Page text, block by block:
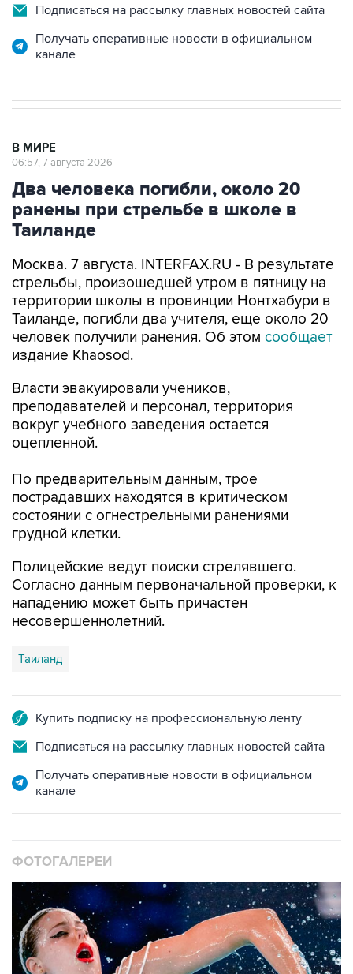
Подписаться на рассылку главных новостей сайта
Получать оперативные новости в официальном
канале
В МИРЕ
06:57, 7 августа 2026
Два человека погибли, около 20
ранены при стрельбе в школе в
Таиланде
Москва. 7 августа. INTERFAX.RU - В результате
стрельбы, произошедшей утром в пятницу на
территории школы в провинции Нонтхабури в
Таиланде, погибли два учителя, еще около 20
человек получили ранения. Об этом сообщает
издание Khaosod.
Власти эвакуировали учеников,
преподавателей и персонал, территория
вокруг учебного заведения остается
оцепленной.
По предварительным данным, трое
пострадавших находятся в критическом
состоянии с огнестрельными ранениями
грудной клетки.
Полицейские ведут поиски стрелявшего.
Согласно данным первоначальной проверки, к
нападению может быть причастен
несовершеннолетний.
Таиланд
Купить подписку на профессиональную ленту
Подписаться на рассылку главных новостей сайта
Получать оперативные новости в официальном
канале
ФОТОГАЛЕРЕИ